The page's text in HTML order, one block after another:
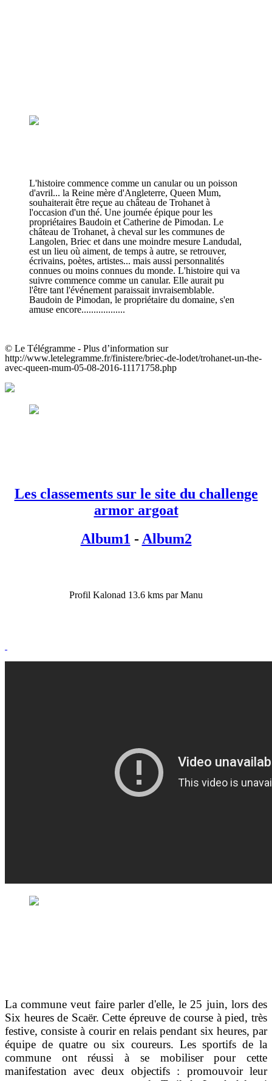
L'histoire commence comme un canular ou un poisson
d'avril... la Reine mère d'Angleterre, Queen Mum,
souhaiterait être reçue au château de Trohanet à
l'occasion d'un thé. Une journée épique pour les
propriétaires Baudoin et Catherine de Pimodan. Le
château de Trohanet, à cheval sur les communes de
Langolen, Briec et dans une moindre mesure Landudal,
est un lieu où aiment, de temps à autre, se retrouver,
écrivains, poètes, artistes... mais aussi personnalités
connues ou moins connues du monde. L'histoire qui va
suivre commence comme un canular. Elle aurait pu
l'être tant l'événement paraissait invraisemblable.
Baudoin de Pimodan, le propriétaire du domaine, s'en
amuse encore..................
© Le Télégramme - Plus d’information sur
http://www.letelegramme.fr/finistere/briec-de-lodet/trohanet-un-the-
avec-queen-mum-05-08-2016-11171758.php
Les classements sur le site du challenge
armor argoat
Album1 - Album2
Profil Kalonad 13.6 kms par Manu
La commune veut faire parler d'elle, le 25 juin, lors des
Six heures de Scaër. Cette épreuve de course à pied, très
festive, consiste à courir en relais pendant six heures, par
équipe de quatre ou six coureurs. Les sportifs de la
commune ont réussi à se mobiliser pour cette
manifestation avec deux objectifs : promouvoir leur